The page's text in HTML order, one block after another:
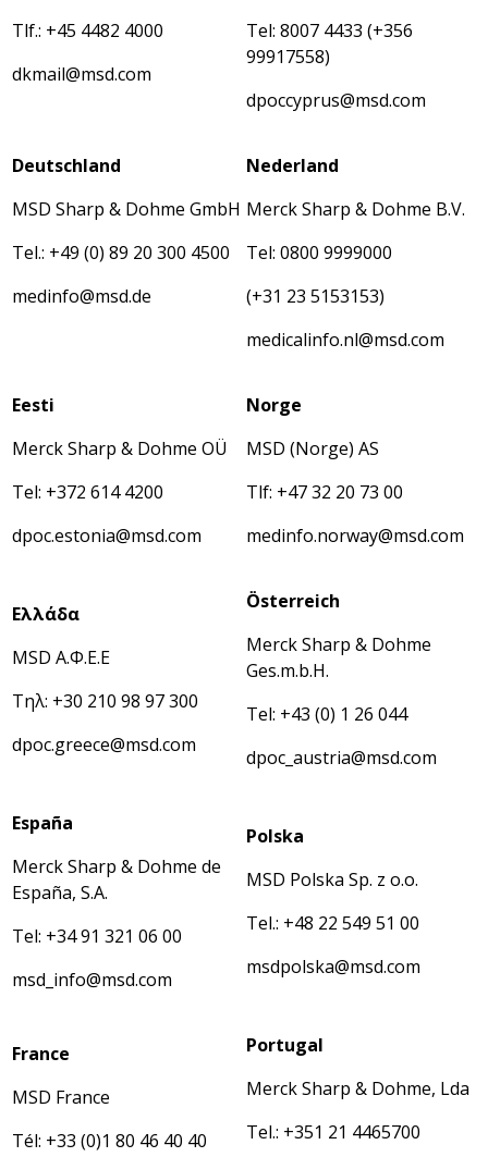
Tlf.: +45 4482 4000
dkmail@msd.com
Tel: 8007 4433 (+356
99917558)
dpoccyprus@msd.com
Deutschland
MSD Sharp & Dohme GmbH
Tel.: +49 (0) 89 20 300 4500
medinfo@msd.de
Nederland
Merck Sharp & Dohme B.V.
Tel: 0800 9999000
(+31 23 5153153)
medicalinfo.nl@msd.com
Eesti
Merck Sharp & Dohme OÜ
Tel: +372 614 4200
dpoc.estonia@msd.com
Norge
MSD (Norge) AS
Tlf: +47 32 20 73 00
medinfo.norway@msd.com
Eλλάδα
MSD Α.Φ.Ε.Ε
Τηλ: +30 210 98 97 300
dpoc.greece@msd.com
Österreich
Merck Sharp & Dohme
Ges.m.b.H.
Tel: +43 (0) 1 26 044
dpoc_austria@msd.com
España
Merck Sharp & Dohme de
España, S.A.
Tel: +34 91 321 06 00
msd_info@msd.com
Polska
MSD Polska Sp. z o.o.
Tel.: +48 22 549 51 00
msdpolska@msd.com
France
MSD France
Tél: +33 (0)1 80 46 40 40
Portugal
Merck Sharp & Dohme, Lda
Tel.: +351 21 4465700